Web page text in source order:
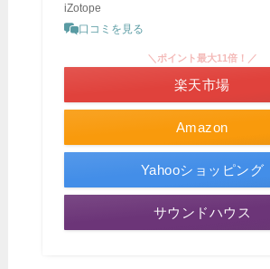
iZotope
口コミを見る
Amazon
＼ポイント最大11倍！／
楽天市場
Yahooショッピング
サウンドハウス